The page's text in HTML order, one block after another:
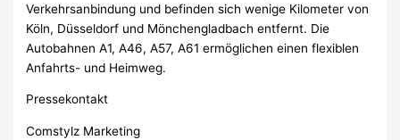
Verkehrsanbindung und befinden sich wenige Kilometer von
Köln, Düsseldorf und Mönchengladbach entfernt. Die
Autobahnen A1, A46, A57, A61 ermöglichen einen flexiblen
Anfahrts- und Heimweg.
Pressekontakt
Comstylz Marketing